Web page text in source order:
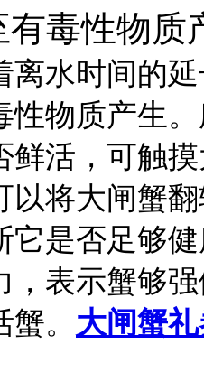
毒性物质
水时间的延
性物质产生
鲜活，可触
以将大闸蟹
它是否足够
，表示蟹够
。 大闸蟹